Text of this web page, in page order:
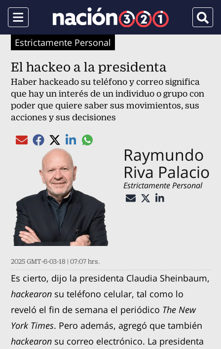
Menu
Estrictamente Personal
El hackeo a la presidenta
Haber hackeado su teléfono y correo significa
que hay un interés de un individuo o grupo con
poder que quiere saber sus movimientos, sus
acciones y sus decisiones
Compartir el artículo actual mediante Email
Compartir el artículo actual mediante Facebook
Compartir el artículo actual mediante Twitter
Compartir el artículo actual mediante
Compartir el artículo actual mediante
Raymundo
Riva Palacio
Estrictamente Personal
2025 GMT-6-03-18 | 07:07 hrs.
Es cierto, dijo la presidenta Claudia Sheinbaum,
hackearon su teléfono celular, tal como lo
reveló el fin de semana el periódico The New
York Times. Pero además, agregó que también
hackearon su correo electrónico. La presidenta